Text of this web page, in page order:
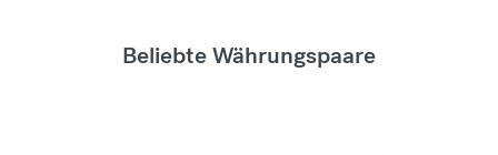
Beliebte Währungspaare